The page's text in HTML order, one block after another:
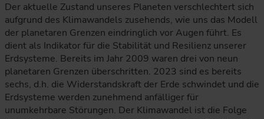
Der aktuelle Zustand unseres Planeten verschlechtert sich
aufgrund des Klimawandels zusehends, wie uns das Modell
der planetaren Grenzen eindringlich vor Augen führt. Es
dient als Indikator für die Stabilität und Resilienz unserer
Erdsysteme. Bereits im Jahr 2009 waren drei von neun
planetaren Grenzen überschritten. 2023 sind es bereits
sechs, d.h. die Widerstandskraft der Erde schwindet und die
Erdsysteme werden zunehmend anfälliger für
unumkehrbare Störungen. Der Klimawandel ist die Folge